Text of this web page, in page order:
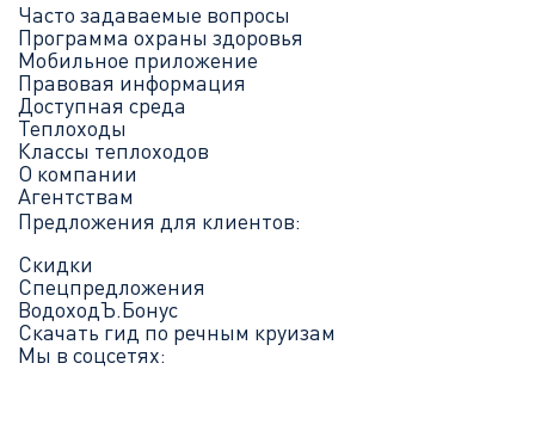
Часто задаваемые вопросы
Программа охраны здоровья
Мобильное приложение
Правовая информация
Доступная среда
Теплоходы
Классы теплоходов
О компании
Агентствам
Предложения для клиентов:
Скидки
Спецпредложения
ВодоходЪ.Бонус
Скачать гид по речным круизам
Мы в соцсетях: